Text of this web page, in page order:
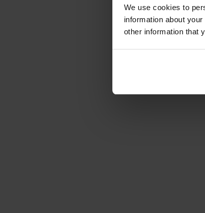
We use cookies to
information about
other information that